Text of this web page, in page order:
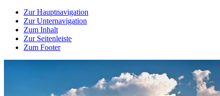
Zur Hauptnavigation
Zur Unternavigation
Zum Inhalt
Zur Seitenleiste
Zum Footer